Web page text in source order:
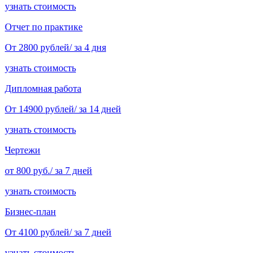
узнать стоимость
Отчет по практике
От 2800 рублей/ за 4 дня
узнать стоимость
Дипломная работа
От 14900 рублей/ за 14 дней
узнать стоимость
Чертежи
от 800 руб./ за 7 дней
узнать стоимость
Бизнес-план
От 4100 рублей/ за 7 дней